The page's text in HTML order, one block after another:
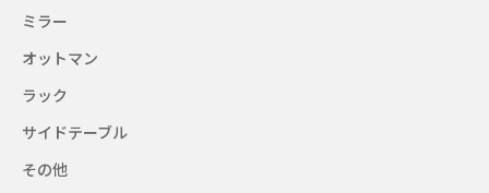
ミラー
オットマン
ラック
サイドテーブル
その他